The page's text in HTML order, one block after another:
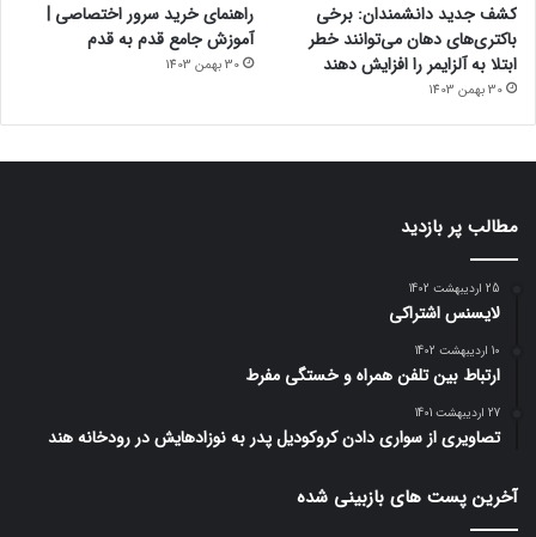
کشف جدید دانشمندان: برخی
باکتری‌های دهان می‌توانند خطر
ابتلا به آلزایمر را افزایش دهند
30 بهمن 1403
راهنمای خرید سرور اختصاصی |
آموزش جامع قدم به قدم
30 بهمن 1403
مطالب پر بازدید
25 اردیبهشت 1402
لایسنس اشتراکی
10 اردیبهشت 1402
ارتباط بین تلفن همراه و خستگی مفرط
27 اردیبهشت 1401
تصاویری از سواری دادن کروکودیل پدر به نوزادهایش در رودخانه هند
آخرین پست های بازبینی شده